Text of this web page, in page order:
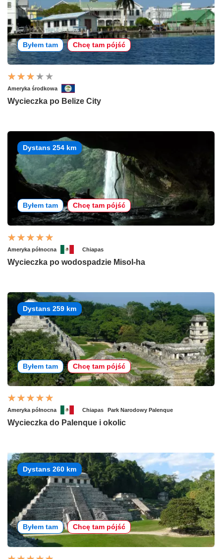
Byłem tam Chcę tam pójść
Ameryka środkowa
Wycieczka po Belize City
Dystans 254 km
Byłem tam Chcę tam pójść
Ameryka północna Chiapas
Wycieczka po wodospadzie Misol-ha
Dystans 259 km
Byłem tam Chcę tam pójść
Ameryka północna Chiapas Park Narodowy Palenque
Wycieczka do Palenque i okolic
Dystans 260 km
Byłem tam Chcę tam pójść